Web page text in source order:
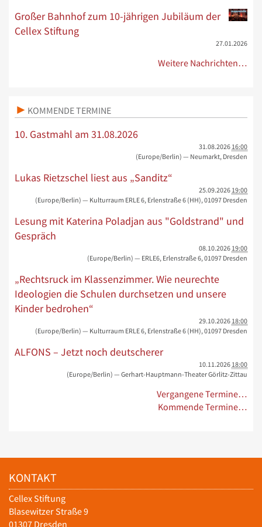
Großer Bahnhof zum 10-jährigen Jubiläum der
Cellex Stiftung
27.01.2026
Weitere Nachrichten…
KOMMENDE TERMINE
10. Gastmahl am 31.08.2026
31.08.2026 16:00
(Europe/Berlin) — Neumarkt, Dresden
Lukas Rietzschel liest aus „Sanditz“
25.09.2026 19:00
(Europe/Berlin) — Kulturraum ERLE 6, Erlenstraße 6 (HH), 01097 Dresden
Lesung mit Katerina Poladjan aus "Goldstrand" und
Gespräch
08.10.2026 19:00
(Europe/Berlin) — ERLE6, Erlenstraße 6, 01097 Dresden
„Rechtsruck im Klassenzimmer. Wie neurechte
Ideologien die Schulen durchsetzen und unsere
Kinder bedrohen“
29.10.2026 18:00
(Europe/Berlin) — Kulturraum ERLE 6, Erlenstraße 6 (HH), 01097 Dresden
ALFONS – Jetzt noch deutscherer
10.11.2026 18:00
(Europe/Berlin) — Gerhart-Hauptmann-Theater Görlitz-Zittau
Vergangene Termine…
Kommende Termine…
KONTAKT
Cellex Stiftung
Blasewitzer Straße 9
01307 Dresden